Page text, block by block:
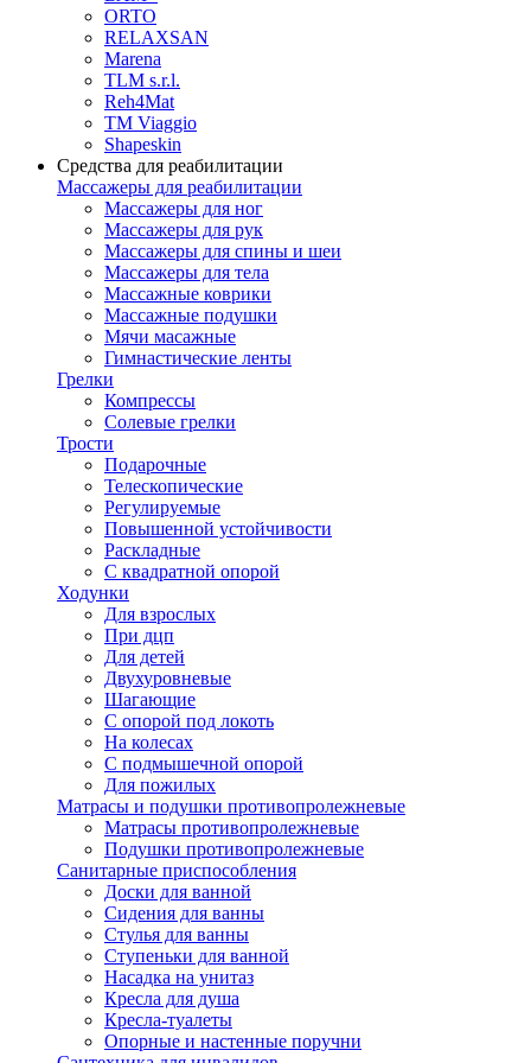
ORTO
RELAXSAN
Marena
TLM s.r.l.
Reh4Mat
TM Viaggio
Shapeskin
Средства для реабилитации
Массажеры для реабилитации
Массажеры для ног
Массажеры для рук
Массажеры для спины и шеи
Массажеры для тела
Массажные коврики
Массажные подушки
Мячи масажные
Гимнастические ленты
Грелки
Компрессы
Солевые грелки
Трости
Подарочные
Телескопические
Регулируемые
Повышенной устойчивости
Раскладные
С квадратной опорой
Ходунки
Для взрослых
При дцп
Для детей
Двухуровневые
Шагающие
С опорой под локоть
На колесах
С подмышечной опорой
Для пожилых
Матрасы и подушки противопролежневые
Матрасы противопролежневые
Подушки противопролежневые
Санитарные приспособления
Доски для ванной
Сидения для ванны
Стулья для ванны
Ступеньки для ванной
Насадка на унитаз
Кресла для душа
Кресла-туалеты
Опорные и настенные поручни